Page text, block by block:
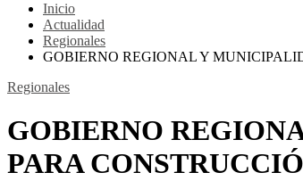
Inicio
Actualidad
Regionales
GOBIERNO REGIONAL Y
Regionales
GOBIERNO
PARA